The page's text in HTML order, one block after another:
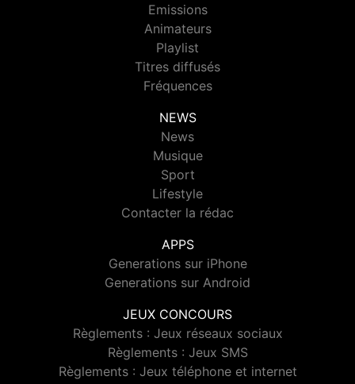
Emissions
Animateurs
Playlist
Titres diffusés
Fréquences
NEWS
News
Musique
Sport
Lifestyle
Contacter la rédac
APPS
Generations sur iPhone
Generations sur Android
JEUX CONCOURS
Règlements : Jeux réseaux sociaux
Règlements : Jeux SMS
Règlements : Jeux téléphone et internet